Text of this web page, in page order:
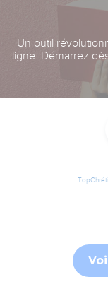
Un outil
ligne. Démarrez